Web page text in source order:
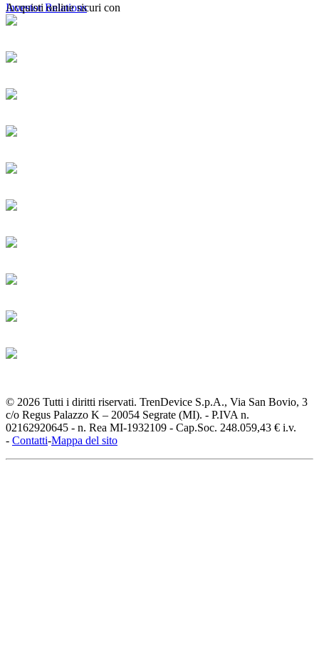
Investor Relations
Acquisti online sicuri con
© 2026 Tutti i diritti riservati. TrenDevice S.p.A., Via San Bovio, 3
c/o Regus Palazzo K – 20054 Segrate (MI). - P.IVA n.
02162920645 - n. Rea MI-1932109 - Cap.Soc. 248.059,43 € i.v.
- Contatti-Mappa del sito